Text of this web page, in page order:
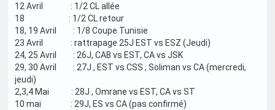
12 Avril : 1/2 CL allée
18 : 1/2 CL retour
18, 19 Avril : 1/8 Coupe Tunisie
23 Avril : rattrapage 25J EST vs ESZ (Jeudi)
24, 25 Avril : 26J, CAB vs EST, CA vs JSK
29, 30 Avril : 27J , EST vs CSS , Soliman vs CA (mercredi,
jeudi)
2,3,4 Mai : 28J , Omrane vs EST, CA vs ST
10 mai : 29J, ES vs CA (pas confirmé)